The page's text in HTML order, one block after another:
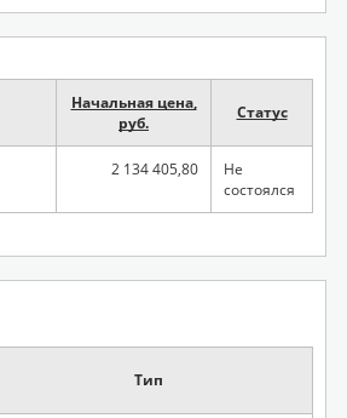
Начальная цена,
руб.
Статус
2 134 405,80
Не
состоялся
Тип